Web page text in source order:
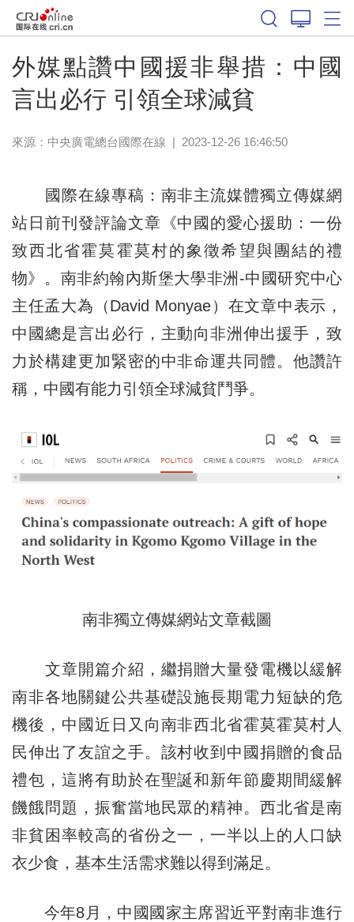
外媒點讚中國援非舉措：中國
言出必行 引領全球減貧
來源：中央廣電總台國際在線 | 2023-12-26 16:46:50
國際在線專稿：南非主流媒體獨立傳媒網
站日前刊發評論文章《中國的愛心援助：一份
致西北省霍莫霍莫村的象徵希望與團結的禮
物》。南非約翰內斯堡大學非洲-中國研究中心
主任孟大為（David Monyae）在文章中表示，
中國總是言出必行，主動向非洲伸出援手，致
力於構建更加緊密的中非命運共同體。他讚許
稱，中國有能力引領全球減貧鬥爭。
南非獨立傳媒網站文章截圖
文章開篇介紹，繼捐贈大量發電機以緩解
南非各地關鍵公共基礎設施長期電力短缺的危
機後，中國近日又向南非西北省霍莫霍莫村人
民伸出了友誼之手。該村收到中國捐贈的食品
禮包，這將有助於在聖誕和新年節慶期間緩解
饑餓問題，振奮當地民眾的精神。西北省是南
非貧困率較高的省份之一，一半以上的人口缺
衣少食，基本生活需求難以得到滿足。
今年8月，中國國家主席習近平對南非進行